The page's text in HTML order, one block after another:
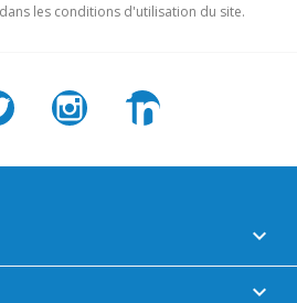
les conditions d'utilisation du site.
Twitter Instagram

